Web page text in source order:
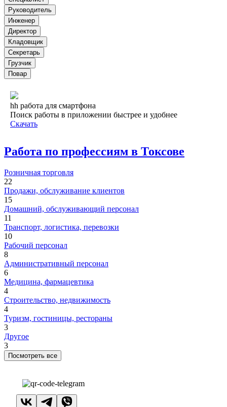
Руководитель
Инженер
Директор
Кладовщик
Секретарь
Грузчик
Повар
hh работа для смартфона
Поиск работы в приложении быстрее и удобнее
Скачать
Работа по профессиям в Токсове
Розничная торговля
22
Продажи, обслуживание клиентов
15
Домашний, обслуживающий персонал
11
Транспорт, логистика, перевозки
10
Рабочий персонал
8
Административный персонал
6
Медицина, фармацевтика
4
Строительство, недвижимость
4
Туризм, гостиницы, рестораны
3
Другое
3
Посмотреть все